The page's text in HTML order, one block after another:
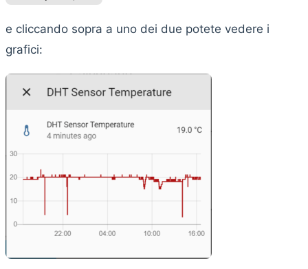
e cliccando sopra a uno dei due potete vedere i
grafici: